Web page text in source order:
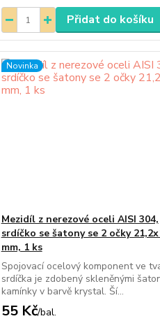
Přidat do košíku
Novinka
Mezidíl z nerezové oceli AISI 304,
srdíčko se šatony se 2 očky
mm, 1 ks
Spojovací ocelový komponent ve
srdíčka je zdobený skleněnými
kamínky v barvě krystal. Ší...
55 Kč/bal.